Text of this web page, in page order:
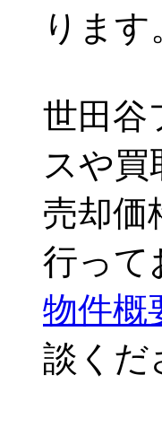
ります
世田谷
スや買
売却価
行って
物件概
談くだ